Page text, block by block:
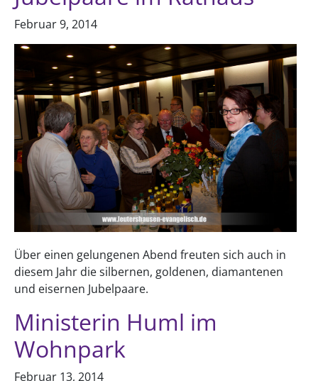
Februar 9, 2014
Über einen gelungenen Abend freuten sich auch in
diesem Jahr die silbernen, goldenen, diamantenen
und eisernen Jubelpaare.
Ministerin Huml im
Wohnpark
Februar 13, 2014